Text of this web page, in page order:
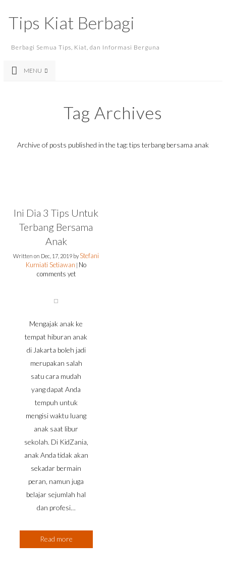
Tips Kiat Berbagi
Berbagi Semua Tips, Kiat, dan Informasi Berguna
MENU
Tag Archives
Archive of posts published in the tag: tips terbang bersama anak
Ini Dia 3 Tips Untuk
Terbang Bersama
Anak
Written on Dec, 17, 2019 byStefani
Kurniati Setiawan | No
comments yet
Mengajak anak ke
tempat hiburan anak
di Jakarta boleh jadi
merupakan salah
satu cara mudah
yang dapat Anda
tempuh untuk
mengisi waktu luang
anak saat libur
sekolah. Di KidZania,
anak Anda tidak akan
sekadar bermain
peran, namun juga
belajar sejumlah hal
dan profesi…
Read more